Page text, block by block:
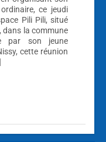
ce jeudi
Pili Pili, situé
dans la commune
par son jeune
cette réunion